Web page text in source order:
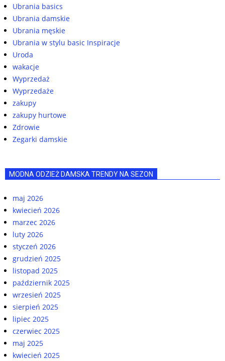
Ubrania basics
Ubrania damskie
Ubrania męskie
Ubrania w stylu basic Inspiracje
Uroda
wakacje
Wyprzedaż
Wyprzedaże
zakupy
zakupy hurtowe
Zdrowie
Zegarki damskie
MODNA ODZIEŻ DAMSKA TRENDY NA SEZON
maj 2026
kwiecień 2026
marzec 2026
luty 2026
styczeń 2026
grudzień 2025
listopad 2025
październik 2025
wrzesień 2025
sierpień 2025
lipiec 2025
czerwiec 2025
maj 2025
kwiecień 2025